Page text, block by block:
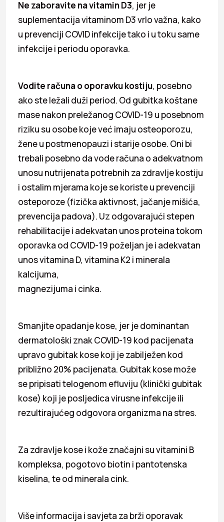
Ne zaboravite na vitamin D3, jer je
suplementacija vitaminom D3 vrlo važna, kako
u prevenciji COVID infekcije tako i u toku same
infekcije i periodu oporavka.
Vodite računa o oporavku kostiju, posebno
ako ste ležali duži period. Od gubitka koštane
mase nakon preležanog COVID-19 u posebnom
riziku su osobe koje već imaju osteoporozu,
žene u postmenopauzi i starije osobe. Oni bi
trebali posebno da vode računa o adekvatnom
unosu nutrijenata potrebnih za zdravlje kostiju
i ostalim mjerama koje se koriste u prevenciji
osteporoze (fizička aktivnost, jačanje mišića,
prevencija padova). Uz odgovarajući stepen
rehabilitacije i adekvatan unos proteina tokom
oporavka od COVID-19 poželjan je i adekvatan
unos vitamina D, vitamina K2 i minerala
kalcijuma,
magnezijuma i cinka.
Smanjite opadanje kose, jer je dominantan
dermatološki znak COVID-19 kod pacijenata
upravo gubitak kose koji je zabilježen kod
približno 20% pacijenata. Gubitak kose može
se pripisati telogenom efluviju (klinički gubitak
kose) koji je posljedica virusne infekcije ili
rezultirajućeg odgovora organizma na stres.
Za zdravlje kose i kože značajni su vitamini B
kompleksa, pogotovo biotin i pantotenska
kiselina, te od minerala cink.
Više informacija i savjeta za brži oporavak